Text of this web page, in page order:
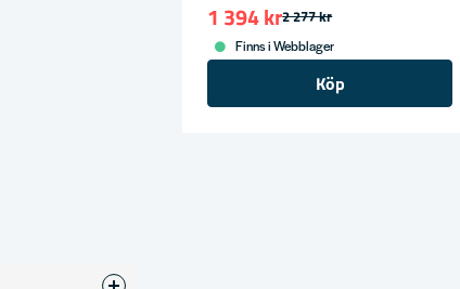
2 277 kr
1 394 kr
Finns i Webblager
Köp